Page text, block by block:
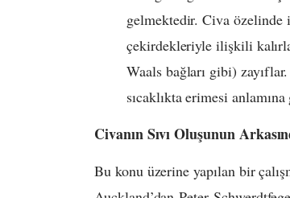
gelmektedir. Civa özelinde
çekirdekleriyle ilişkili
Waals bağları gibi)
sıcaklıkta erimesi
Civanın Sıvı Oluşunun
Bu konu üzerine yapılan bir